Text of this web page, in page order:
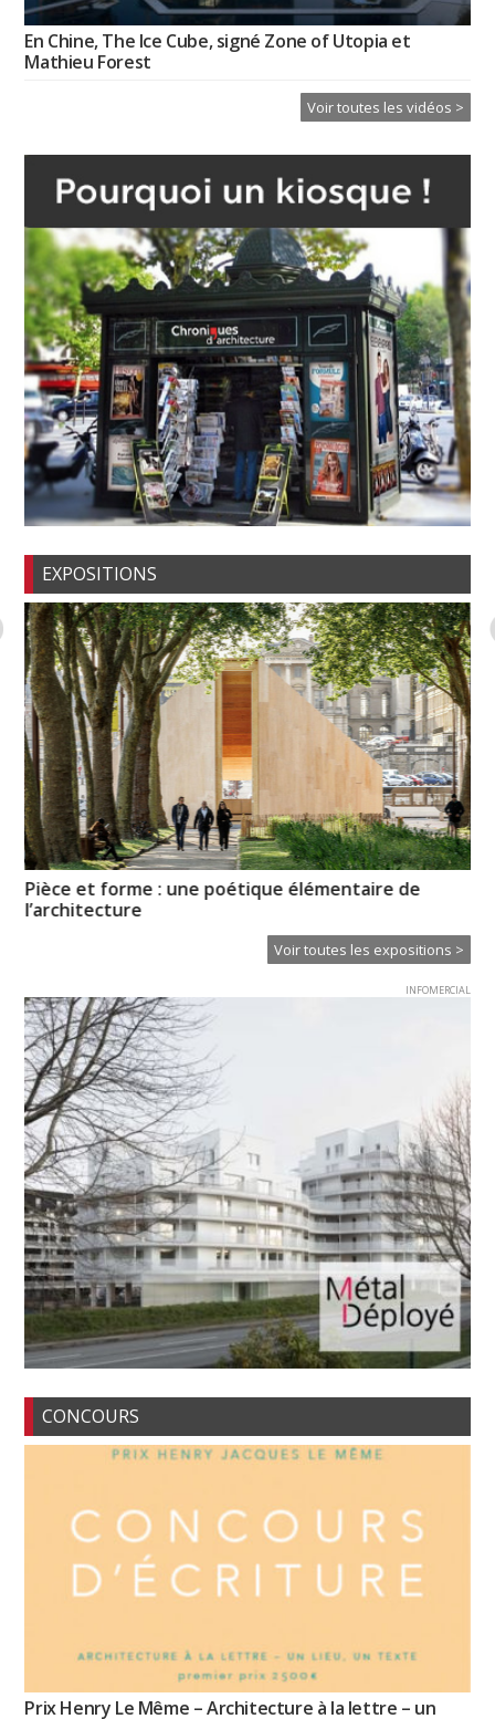
En Chine, The Ice Cube, signé Zone of Utopia et
Mathieu Forest
Voir toutes les vidéos >
EXPOSITIONS
Pièce et forme : une poétique élémentaire de
l’architecture
Voir toutes les expositions >
INFOMERCIAL
CONCOURS
Prix Henry Le Même – Architecture à la lettre – un